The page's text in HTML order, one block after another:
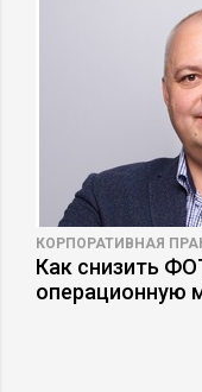
КОРПОРАТИВНАЯ
Как снизить
операционную